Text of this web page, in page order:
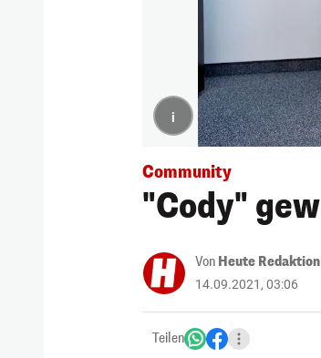
i
Community
"Cody"
Von Heute Redaktion
14.09.2021, 03:06
Teilen